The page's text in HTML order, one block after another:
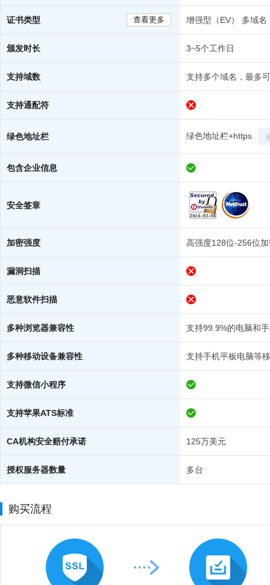
查看更多
证书类型 增强型（EV） 多域名
颁发时长 3~5个工作日
支持域数 支持多个域名，最多
支持通配符
绿色地址栏 绿色地址栏+https
包含企业信息
安全签章
加密强度 高强度128位-256位
漏洞扫描
恶意软件扫描
多种浏览器兼容性 支持99.9%的电脑和
多种移动设备兼容性 支持手机平板电脑等
支持微信小程序
支持苹果ATS标准
CA机构安全赔付承诺 125万美元
授权服务器数量 多台
购买流程